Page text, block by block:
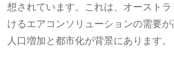
想されています。これは、オースト
けるエアコンソリューションの需要が
人口増加と都市化が背景にあります。